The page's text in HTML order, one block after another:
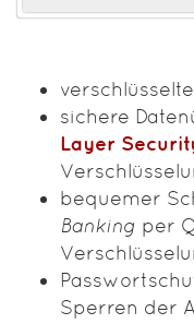
sichere
Layer
bequemer
Banking per
Sperren der